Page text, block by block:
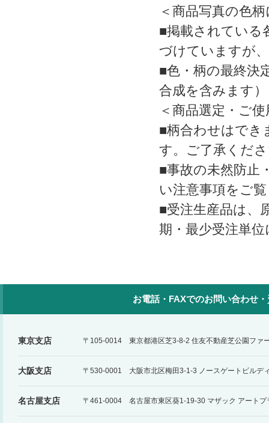
＜商品写真の色
■掲載されている
づけていますが
■色・柄の最終決
合成を含みます）
＜商品選定・ご
■柄合わせはでき
す。ご了承くだ
■事故の未然防止
い注意事項をご
■受注生産品は、
期・最少受注単
お電話・FAXでのお問い合わせ
東京支店 〒105-0014 東京都港区芝3-8-2 住友不動産芝公園ファ
大阪支店 〒530-0001 大阪市北区梅田3-1-3 ノースゲートビルデ
名古屋支店 〒461-0004 名古屋市東区葵1-19-30 マザック アートプ